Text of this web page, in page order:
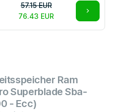
57.15 EUR
76.43 EUR
Ram
Superblade Sba-
- Ecc)